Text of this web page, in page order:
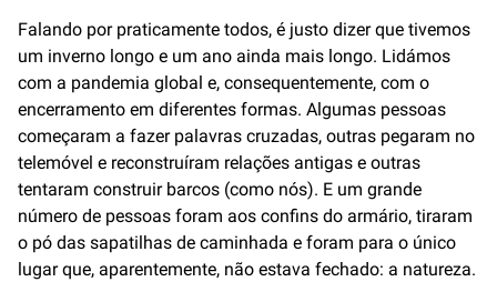
Falando por praticamente todos, é justo dizer que tivemos
um inverno longo e um ano ainda mais longo. Lidámos
com a pandemia global e, consequentemente, com o
encerramento em diferentes formas. Algumas pessoas
começaram a fazer palavras cruzadas, outras pegaram no
telemóvel e reconstruíram relações antigas e outras
tentaram construir barcos (como nós). E um grande
número de pessoas foram aos confins do armário, tiraram
o pó das sapatilhas de caminhada e foram para o único
lugar que, aparentemente, não estava fechado: a natureza.